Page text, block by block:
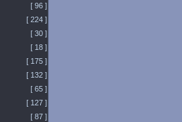
[ 96 ]
[ 224 ]
[ 30 ]
[ 18 ]
[ 175 ]
[ 132 ]
[ 65 ]
[ 127 ]
[ 87 ]